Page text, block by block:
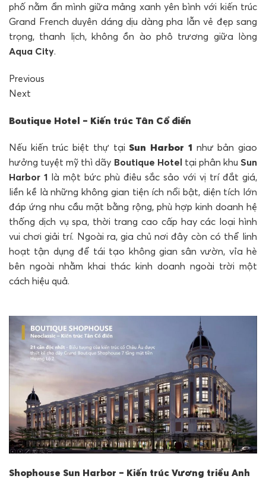
phố nằm ẩn mình giữa mảng xanh yên bình với kiến trúc
Grand French duyên dáng dịu dàng pha lẫn vẻ đẹp sang
trọng, thanh lịch, không ồn ào phô trương giữa lòng
Aqua City.
Previous
Next
Boutique Hotel – Kiến trúc Tân Cổ điển
Nếu kiến trúc biệt thự tạiSun Harbor 1 như bản giao
hưởng tuyệt mỹ thì dãy Boutique Hotel tại phân khuSun
Harbor 1 là một bức phù điêu sắc sảo với vị trí đắt giá,
liền kề là những không gian tiện ích nổi bật, diện tích lớn
đáp ứng nhu cầu mặt bằng rộng, phù hợp kinh doanh hệ
thống dịch vụ spa, thời trang cao cấp hay các loại hình
vui chơi giải trí. Ngoài ra, gia chủ nơi đây còn có thể linh
hoạt tận dụng để tái tạo không gian sân vườn, vỉa hè
bên ngoài nhằm khai thác kinh doanh ngoài trời một
cách hiệu quả.
Shophouse Sun Harbor – Kiến trúc Vương triều Anh